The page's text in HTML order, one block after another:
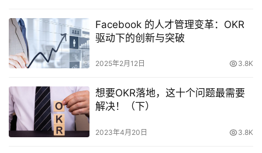
Facebook 的人才管理变革：OKR
驱动下的创新与突破
2025年2月12日 3.8K
想要OKR落地，这十个问题最需要
解决！（下）
2023年4月20日 3.8K